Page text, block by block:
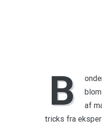
B
af
tricks fra